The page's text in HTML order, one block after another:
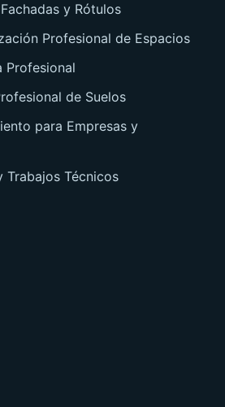
y Rótulos
Profesional de Espacios
Profesional
de Suelos
para Empresas y
Trabajos Técnicos